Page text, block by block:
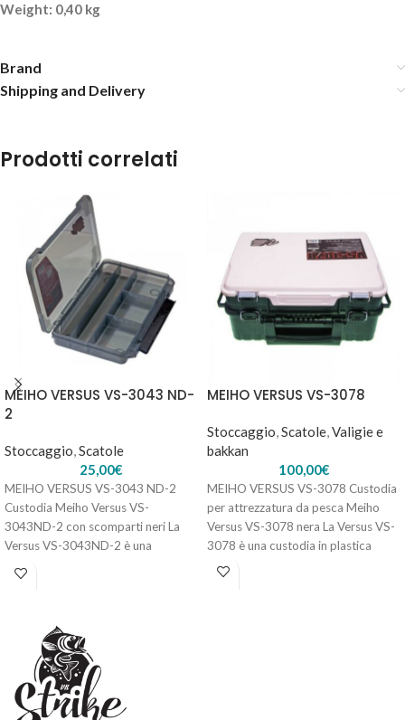
Weight: 0,40 kg
Brand
Shipping and Delivery
Prodotti correlati
MEIHO VERSUS VS-3043 ND-
2
Stoccaggio,Scatole
25,00€
MEIHO VERSUS VS-3043 ND-2
Custodia Meiho Versus VS-
3043ND-2 con scomparti neri La
Versus VS-3043ND-2 è una
MEIHO VERSUS VS-3078
Stoccaggio,Scatole,Valigie e
bakkan
100,00€
MEIHO VERSUS VS-3078 Custodia
per attrezzatura da pesca Meiho
Versus VS-3078 nera La Versus VS-
3078 è una custodia in plastica